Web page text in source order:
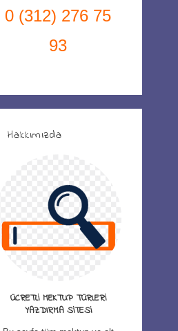
0 (312) 276 75
93
Hakkımızda
ÜCRETLI MEKTUP TÜRLERI
YAZDIRMA SITESI